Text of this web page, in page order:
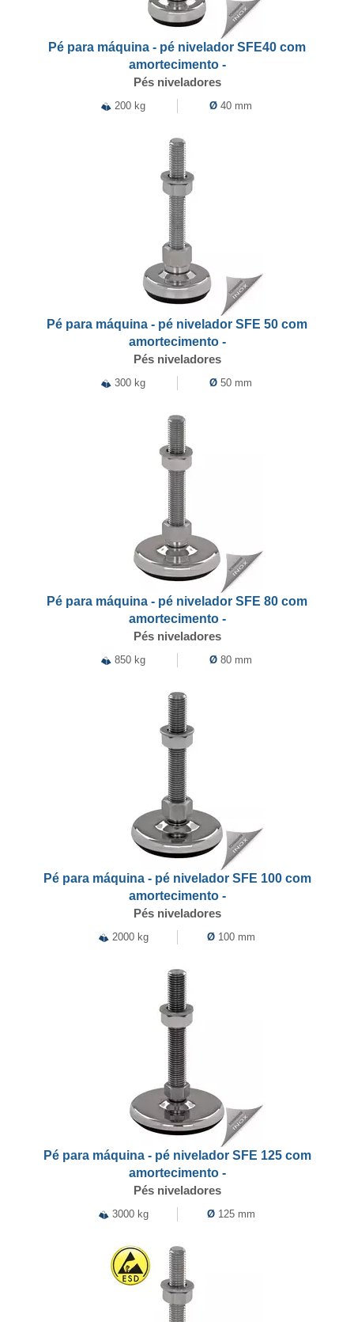
Pé para máquina - pé nivelador SFE40 com
amortecimento -
Pés niveladores
200 kg Ø 40 mm
Pé para máquina - pé nivelador SFE 50 com
amortecimento -
Pés niveladores
300 kg Ø 50 mm
Pé para máquina - pé nivelador SFE 80 com
amortecimento -
Pés niveladores
850 kg Ø 80 mm
Pé para máquina - pé nivelador SFE 100 com
amortecimento -
Pés niveladores
2000 kg Ø 100 mm
Pé para máquina - pé nivelador SFE 125 com
amortecimento -
Pés niveladores
3000 kg Ø 125 mm